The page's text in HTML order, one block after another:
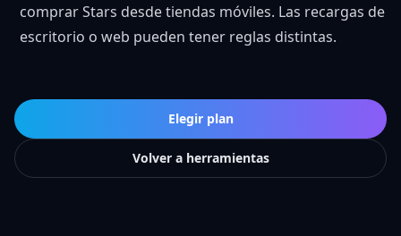
comprar Stars desde tiendas móviles. Las recargas de
escritorio o web pueden tener reglas distintas.
Elegir plan
Volver a herramientas